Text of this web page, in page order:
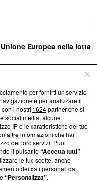
Europea nella lotta
su Blasting
come ci impegniamo a
la nostra aderenza a
News non è
ha richiesto di farne
una verifica di
per fornirti un servizio
e per analizzare il
i nostri 1624partner che si
social media, alcune
IP e le caratteristiche del tuo
altre informazioni che hai
dei loro servizi. Puoi
il pulsante“Accetta tutti”
le tue scelte, anche
dei dati personali da
“Personalizza”.